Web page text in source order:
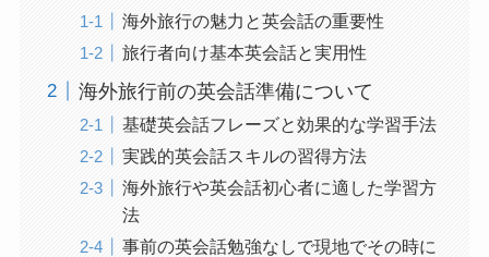
海外旅行の魅力と英会話の重要性
旅行者向け基本英会話と実用性
海外旅行前の英会話準備について
基礎英会話フレーズと効果的な学習手法
実践的英会話スキルの習得方法
海外旅行や英会話初心者に適した学習方
法
事前の英会話勉強なしで現地でその時に